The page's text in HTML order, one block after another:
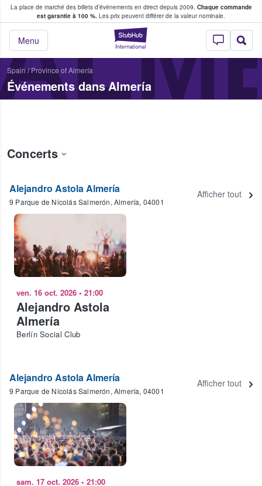
La place de marché des billets d’événements en direct depuis 2009. Chaque commande
est garantie à 100 %. Les prix peuvent différer de la valeur nominale.
StubHub - Où
Menu
fans achètent et vendent des billets
Spain/Province of Almería
Événements dans Almería
Concerts
Alejandro Astola Almería
9 Parque de Nicolás Salmerón, Almería, 04001
Afficher tout
ven. 16 oct. 2026 • 21:00
Alejandro Astola
Almería
Berlín Social Club
Alejandro Astola Almería
9 Parque de Nicolás Salmerón, Almería, 04001
Afficher tout
sam. 17 oct. 2026 • 21:00